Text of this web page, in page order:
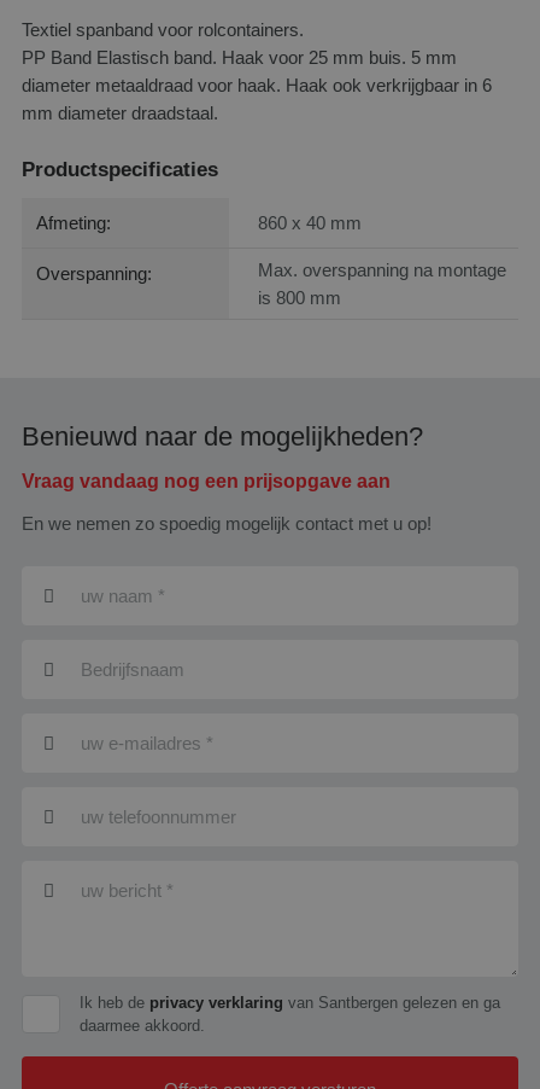
Textiel spanband voor rolcontainers.
PP Band Elastisch band. Haak voor 25 mm buis. 5 mm
diameter metaaldraad voor haak. Haak ook verkrijgbaar in 6
mm diameter draadstaal.
Productspecificaties
Afmeting: 860 x 40 mm
Overspanning:
Max. overspanning na montage
is 800 mm
Benieuwd naar de mogelijkheden?
Vraag vandaag nog een prijsopgave aan
En we nemen zo spoedig mogelijk contact met u op!
Ik heb de privacy verklaring van Santbergen gelezen en ga
daarmee akkoord.